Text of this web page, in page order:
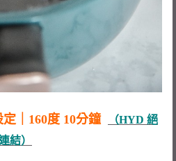
｜160度 10分鐘
（HYD 絕
結）